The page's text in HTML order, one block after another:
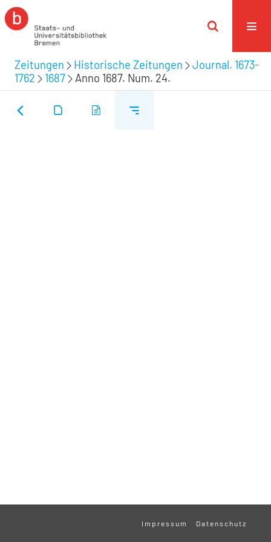
Zeitungen Historische Zeitungen
Journal. 1673-
1762
1687 Anno 1687. Num. 24.
Impressum Datenschutz